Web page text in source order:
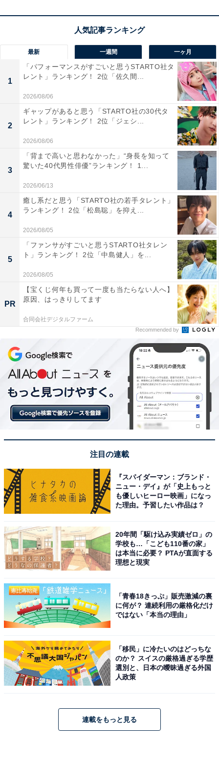
年代別で見ると、60代は1人暮らしの人で9.2％、2人世
帯以上で10.9％となっています。
＜出典＞
「家計の金融行動に関する世論調査［単身世帯調査］
（令和4年）」（金融広報中央委員会）
「家計の金融行動に関する世論調査［二人以上世帯調
査］（令和4年）」（金融広報中央委員会）
定期的な貯金を積み重ねる
貯金を始めた頃の話を聞くと「毎月の予算を作成し、必
要な支出と余剰金を確認しました。無駄な出費を削減
し、定期的に貯金をすることにしました」とのこと。10
無駄遣いを控えてぜいたくを削減
1000万円を貯めるために「やめたこと」を聞くと「1000
万円貯める過程で、我慢や努力が必要な時に諦めそうに
なることがありました。しかし、目標達成のために無駄
遣いを控え、ぜいたくを削減しました。途中で焦ること
もありましたが、計画を見直し、着実な進捗（しんちょ
く）を確認することでモチベーションを保ちました。継
続と忍耐が成功への鍵であると学びました」とのこと。
やはり無駄遣いをやめることが貯蓄につながるようで
す。
自動引き落としを設定して無理なく貯金を増やす
と「収入と支出のバランスを整えました。月々の予算を
作成し、不必要な出費を削減。定期的な貯金を優先し、
最新 一週間 一ヶ月
1
「パフォーマンスがすごいと思うSTARTO社タ
レント」ランキング！ 2位「佐久間...
2026/08/06
2
ギャップがあると思う「STARTO社の30代タ
レント」ランキング！ 2位「ジェシ...
2026/08/06
3
「背まで高いと思わなかった」“身長を知って
驚いた40代男性俳優”ランキング！ 1...
2026/06/13
4
癒し系だと思う「STARTO社の若手タレント」
ランキング！ 2位「松島聡」を抑え...
2026/08/05
5
「ファンサがすごいと思うSTARTO社タレン
ト」ランキング！ 2位「中島健人」を...
2026/08/05
PR
【宝くじ何年も買って一度も当たらない人へ】
原因、はっきりしてます
合同会社デジタルファーム
Recommended by
注目の連載
『スパイダーマン：ブランド・
ニュー・デイ』が「史上もっと
も優しいヒーロー映画」になっ
た理由。予習したい作品は？
20年間「駆け込み実績ゼロ」の
学校も…「こども110番の家」
は本当に必要？ PTAが直面する
理想と現実
「青春18きっぷ」販売激減の裏
に何が？ 連続利用の厳格化だけ
ではない「本当の理由」
「移民」に冷たいのはどっちな
のか？ スイスの厳格過ぎる学歴
選別と、日本の曖昧過ぎる外国
人政策
連載をもっと見る